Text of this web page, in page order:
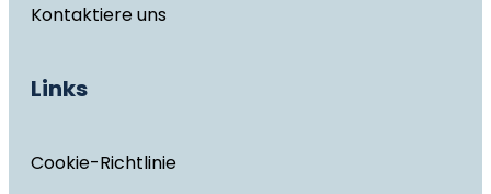
Kontaktiere uns
Links
Cookie-Richtlinie